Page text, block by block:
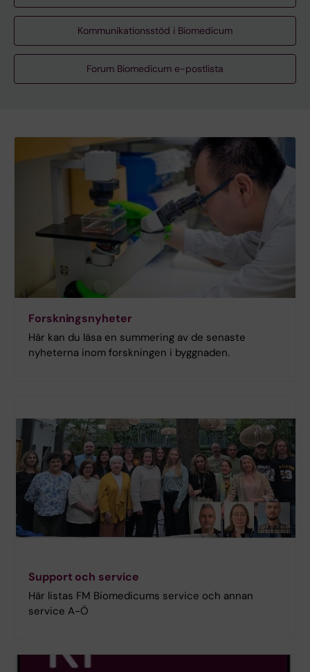
Kommunikationsstöd i Biomedicum
Forum Biomedicum e-postlista
Forskningsnyheter
Här kan du läsa en summering av de senaste
nyheterna inom forskningen i byggnaden.
Support och service
Här listas FM Biomedicums service och annan
service A-Ö